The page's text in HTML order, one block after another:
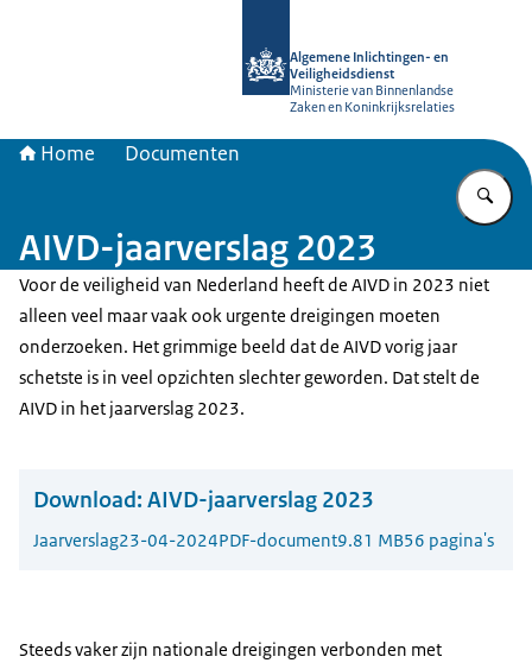
Algemene Inlichtingen- en
Veiligheidsdienst
Ministerie van Binnenlandse
Zaken en Koninkrijksrelaties
Home Documenten
AIVD-jaarverslag 2023
Voor de veiligheid van Nederland heeft de AIVD in 2023 niet
alleen veel maar vaak ook urgente dreigingen moeten
onderzoeken. Het grimmige beeld dat de AIVD vorig jaar
schetste is in veel opzichten slechter geworden. Dat stelt de
AIVD in het jaarverslag 2023.
Download: AIVD-jaarverslag 2023
Jaarverslag23-04-2024PDF-document9.81 MB56 pagina's
Steeds vaker zijn nationale dreigingen verbonden met